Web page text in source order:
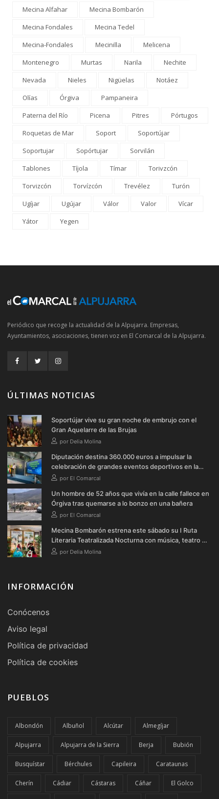
Mecina Alfahar
Mecina Bombarón
Mecina Fondales
Mecina Tedel
Mecina-Fondales
Mecinilla
Melicena
Montenegro
Murtas Narila
Nechite
Nevada
Nieles Nigüelas
Notáez
Olías
Órgiva
Pampaneira
Paterna del Río
Picena Pitres
Pórtugos
Roquetas de Mar
Soport
Soportújar
Soportujar
Sopórtujar
Sorvilán
Tablones
Tíjola Tímar
Torivzcón
Torvizcón
Torvízcón Trevélez
Turón
Ugíjar
Ugújar Válor Valor
Vícar
Yátor
Yegen
Periódico que recoge la actualidad de la Alpujarra. Empresas,
Ayuntamientos, asociaciones, tienen voz en El Comarcal de la Alpujarra.
ÚLTIMAS NOTICIAS
Soportújar vive su gran noche de embrujo con el
Gran Aquelarre de las Brujas
por Delia Molina
Diputación destina 360.000 euros a impulsar la
celebración de grandes eventos deportivos en la
provincia durante 2026
por El Comarcal
Un hombre de 52 años que vivía en la calle fallece en
Órgiva tras quemarse a lo bonzo en una bañera
por El Comarcal
Mecina Bombarón estrena este sábado su I Ruta
Literaria Teatralizada Nocturna con música, teatro y
verbena
por Delia Molina
INFORMACIÓN
Conócenos
Aviso legal
Política de privacidad
Política de cookies
PUEBLOS
Albondón Albuñol Alcútar Almegíjar
Alpujarra Alpujarra de la Sierra Berja Bubión
Busquístar Bérchules Capileira Carataunas
Cherín Cádiar Cástaras Cáñar El Golco